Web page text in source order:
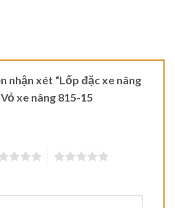
nhận xét “Lốp đặc xe nâng
xe nâng 815-15